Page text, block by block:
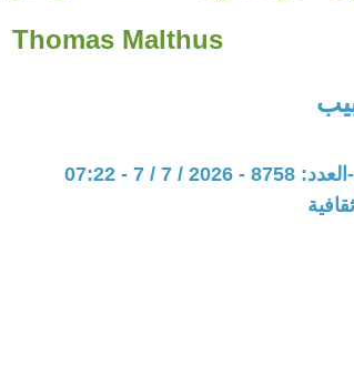
Thomas Malthus
/ 7 / 7 - 07:22